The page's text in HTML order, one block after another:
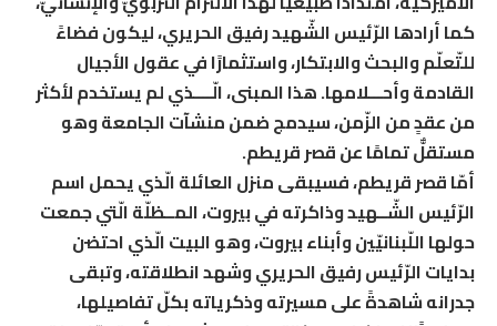
كما أرادها الرّئيس الشّهيد رفيق الحريري، ليكون فضاءً
للتّعلّم والبحث والابتكار، واستثمارًا في عقول الأجيال
القادمة وأحـــلامها. هذا المبنى، الّــــذي لم يستخدم لأكثر
من عقدٍ من الزّمن، سيدمج ضمن منشآت الجامعة وهو
مستقلٌّ تمامًا عن قصر قريطم.
أمّا قصر قريطم، فسيبقى منزل العائلة الّذي يحمل اسم
الرّئيس الشّــهيد وذاكرته في بيروت، المــظلّة الّتي جمعت
حولها اللّبنانيّين وأبناء بيروت، وهو البيت الّذي احتضن
بدايات الرّئيس رفيق الحريري وشهد انطلاقته، وتبقى
جدرانه شاهدةً على مسيرته وذكرياته بكلّ تفاصيلها،